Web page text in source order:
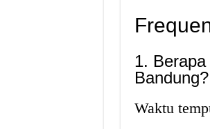
1.
Bandung?
Waktu